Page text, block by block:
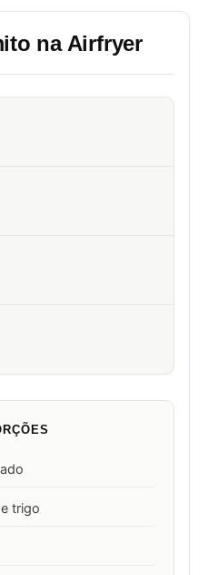
na Airfryer
trigo